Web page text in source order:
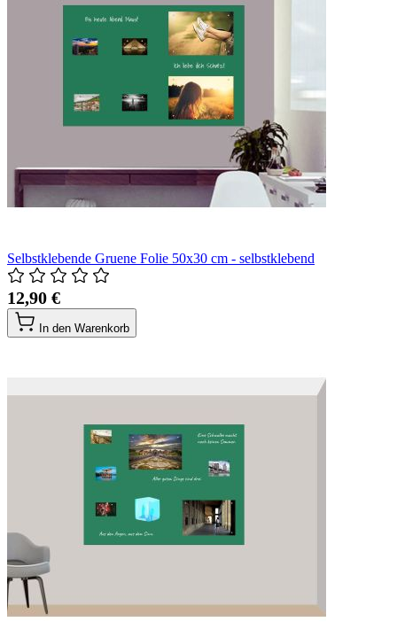
Selbstklebende Gruene Folie 50x30 cm - selbstklebend
12,90 €
In den Warenkorb